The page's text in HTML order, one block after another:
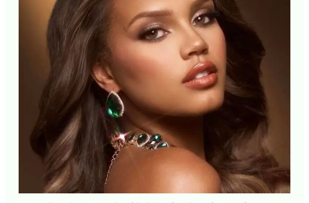
Guadeloupe. Société. Indira Ampiot en
J'accepte l'accord de confidentialité